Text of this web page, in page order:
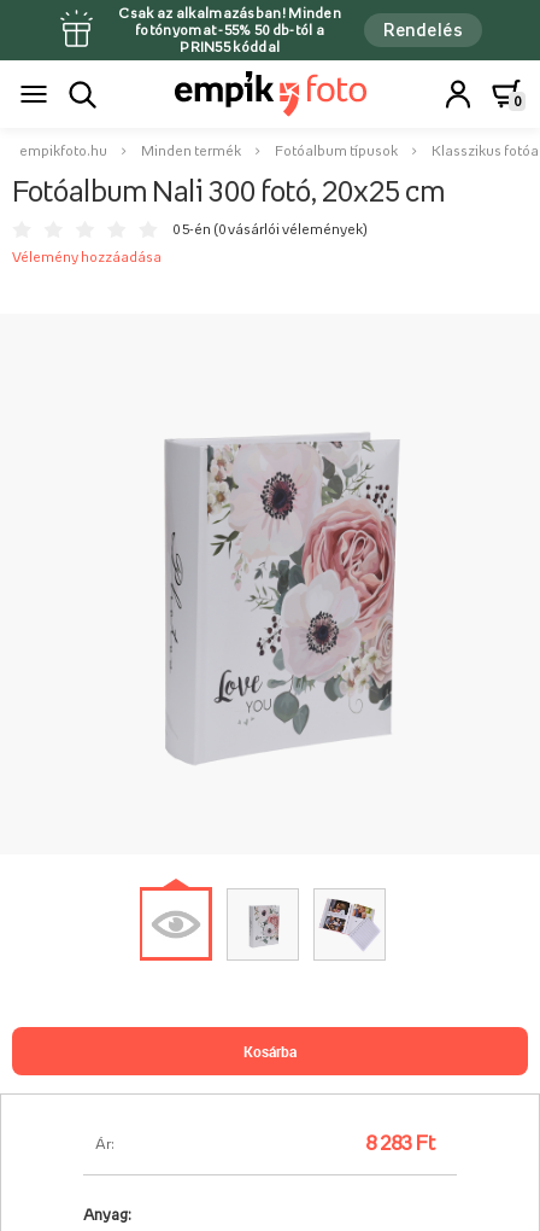
Csak az alkalmazásban! Minden
fotónyomat -55% 50 db-tól a
PRIN55 kóddal
Rendelés
0
empikfoto.hu Minden termék Fotóalbum típusok Klasszikus
Fotóalbum Nali 300 fotó, 20x25 cm
0 5-én (0 vásárlói vélemények)
Vélemény hozzáadása
Ár: 8 283 Ft
Anyag:
kosárba